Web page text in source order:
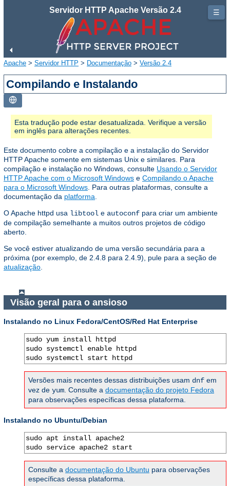
Servidor HTTP Apache Versão 2.4
Apache > Servidor HTTP > Documentação > Versão 2.4
Compilando e Instalando
Esta tradução pode estar desatualizada. Verifique a versão
em inglês para alterações recentes.
Este documento cobre a compilação e a instalação do Servidor
HTTP Apache somente em sistemas Unix e similares. Para
compilação e instalação no Windows, consulte Usando o Servidor
HTTP Apache com o Microsoft Windows e Compilando o Apache
para o Microsoft Windows . Para outras plataformas, consulte a
documentação da platforma
O Apache httpd usa libtool e autoconf para criar um ambiente
de compilação semelhante a muitos outros projetos de código
aberto.
Se você estiver atualizando de uma versão secundária para a
próxima (por exemplo, de 2.4.8 para 2.4.9), pule para a seção de
atualização
Visão geral para o ansioso
Instalando no Linux Fedora/CentOS/Red Hat Enterprise
sudo yum install httpd
sudo systemctl enable httpd
sudo systemctl start httpd
Versões mais recentes dessas distribuições usam dnf em
vez de yum . Consulte a documentação do projeto Fedora
para observações específicas dessa plataforma.
Instalando no Ubuntu/Debian
sudo apt install apache2
sudo service apache2 start
Consulte a documentação do Ubuntu para observações
específicas dessa plataforma.
☰